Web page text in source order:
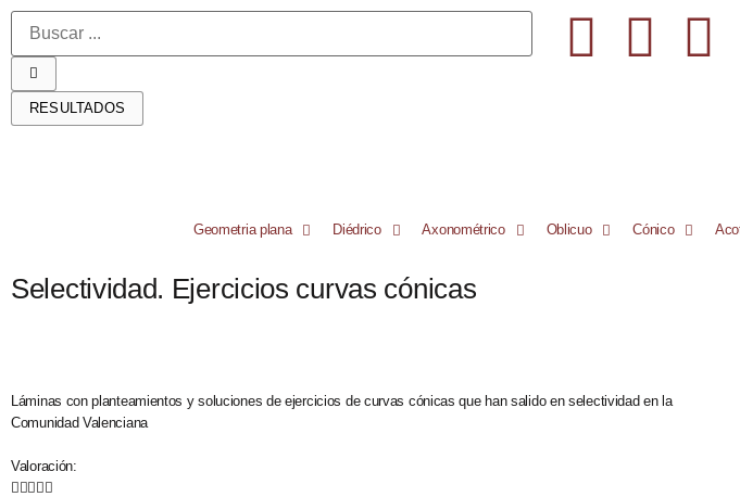
RESULTADOS
Geometria plana Diédrico Axonométrico Oblicuo Cónico
Selectividad. Ejercicios curvas cónicas
Láminas con planteamientos y soluciones de ejercicios de curvas cónicas que han salido en selectividad en la
Comunidad Valenciana
Valoración:
    